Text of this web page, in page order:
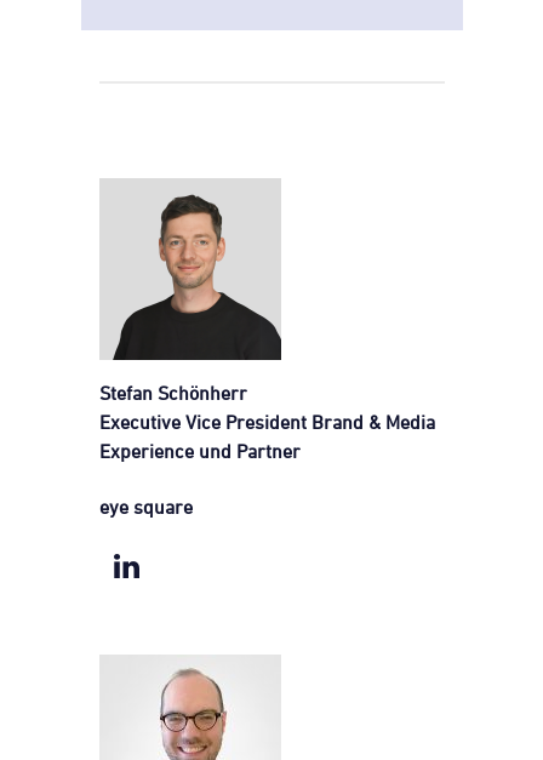
Stefan Schönherr
Executive Vice President Brand & Media
Experience und Partner
eye square